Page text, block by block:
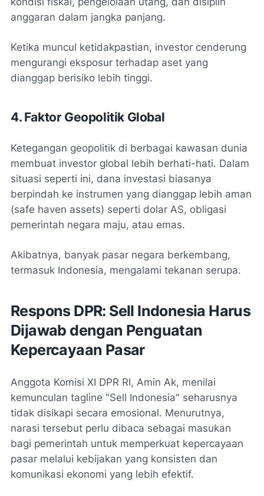
anggaran dalam jangka panjang.
Ketika muncul ketidakpastian, investor cenderung
mengurangi eksposur terhadap aset yang
dianggap berisiko lebih tinggi.
4. Faktor Geopolitik Global
Ketegangan geopolitik di berbagai kawasan dunia
membuat investor global lebih berhati-hati. Dalam
situasi seperti ini, dana investasi biasanya
berpindah ke instrumen yang dianggap lebih aman
(safe haven assets) seperti dolar AS, obligasi
pemerintah negara maju, atau emas.
Akibatnya, banyak pasar negara berkembang,
termasuk Indonesia, mengalami tekanan serupa.
Respons DPR: Sell Indonesia Harus
Dijawab dengan Penguatan
Kepercayaan Pasar
Anggota Komisi XI DPR RI, Amin Ak, menilai
kemunculan tagline "Sell Indonesia" seharusnya
tidak disikapi secara emosional. Menurutnya,
narasi tersebut perlu dibaca sebagai masukan
bagi pemerintah untuk memperkuat kepercayaan
pasar melalui kebijakan yang konsisten dan
komunikasi ekonomi yang lebih efektif.